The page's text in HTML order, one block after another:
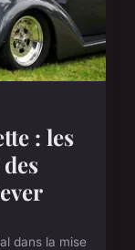
: les
dans la mise